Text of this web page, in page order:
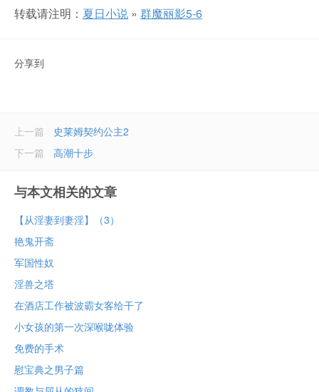
转载请注明： 夏日小说 » 群魔丽影5-6
分享到
上一篇
史莱姆契约公主2
高潮十步
下一篇
与本文相关的文章
【从淫妻到妻淫】（3）
艳鬼开斋
军国性奴
淫兽之塔
在酒店工作被波霸女客给干了
小女孩的第一次深喉咙体验
免费的手术
慰宝典之男子篇